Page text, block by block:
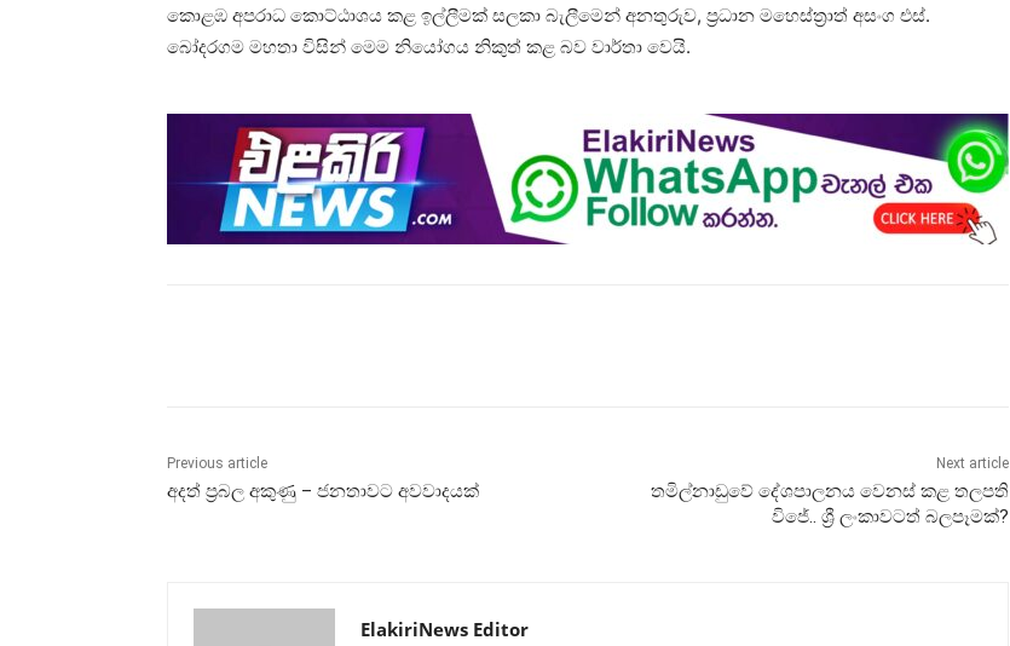
කොළඹ අපරාධ කොට්ඨාශය කළ ඉල්ලීමක් සලකා බැලීමෙන් අනතුරුව, ප්‍රධාන මහෙස්ත්‍රාත් අසංග එස්.
බෝදරගම මහතා විසින් මෙම නියෝගය නිකුත් කළ බව වාර්තා වෙයි.
Previous article
අදත් ප්‍රබල අකුණු – ජනතාවට අවවාදයක්
Next article
තමිල්නාඩුවේ දේශපාලනය වෙනස් කළ තලපති
විජේ.. ශ්‍රී ලංකාවටත් බලපෑමක්?
ElakiriNews Editor